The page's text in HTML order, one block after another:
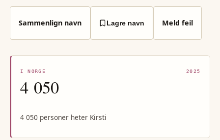
Sammenlign navn Lagre navn Meld feil
I NORGE 2025
4 050
4 050 personer heter Kirsti